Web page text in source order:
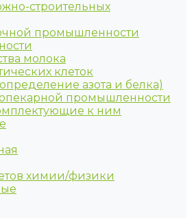
строительных
промышленности
молока
клеток
азота и белка)
промышленности
к ним
химии/физики